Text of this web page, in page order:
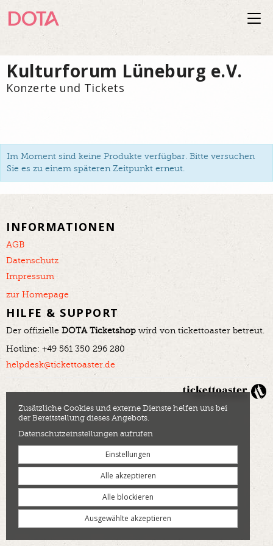
Kulturforum Lüneburg e.V.
Konzerte und Tickets
Im Moment sind keine Produkte verfügbar. Bitte versuchen
Sie es zu einem späteren Zeitpunkt erneut.
INFORMATIONEN
AGB
Datenschutz
Impressum
zur Homepage
HILFE & SUPPORT
Der offizielle DOTA Ticketshop wird von tickettoaster betreut.
Hotline: +49 561 350 296 280
helpdesk@tickettoaster.de
Zusätzliche Cookies und externe Dienste helfen uns bei
der Bereitstellung dieses Angebots.
Datenschutzeinstellungen aufrufen
Einstellungen
Alle akzeptieren
Alle blockieren
Ausgewählte akzeptieren